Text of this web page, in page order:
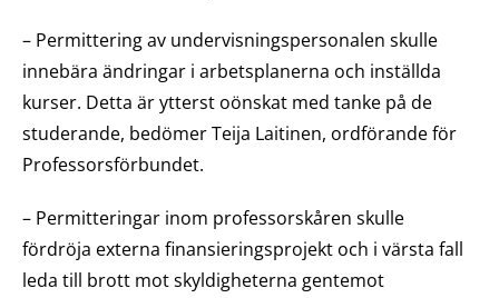
– Permittering av undervisningspersonalen skulle
innebära ändringar i arbetsplanerna och inställda
kurser. Detta är ytterst oönskat med tanke på de
studerande, bedömer Teija Laitinen, ordförande för
Professorsförbundet.
– Permitteringar inom professorskåren skulle
fördröja externa finansieringsprojekt och i värsta fall
leda till brott mot skyldigheterna gentemot